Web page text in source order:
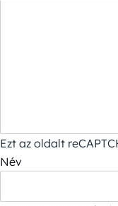
Ezt az oldalt
Név